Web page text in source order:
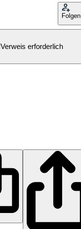
Folgen
Verweis erforderlich